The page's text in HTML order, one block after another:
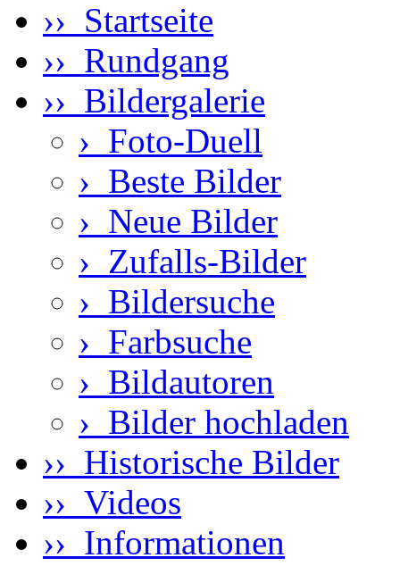
›› Startseite
›› Rundgang
›› Bildergalerie
› Foto-Duell
› Beste Bilder
› Neue Bilder
› Zufalls-Bilder
› Bildersuche
› Farbsuche
› Bildautoren
› Bilder hochladen
›› Historische Bilder
›› Videos
›› Informationen